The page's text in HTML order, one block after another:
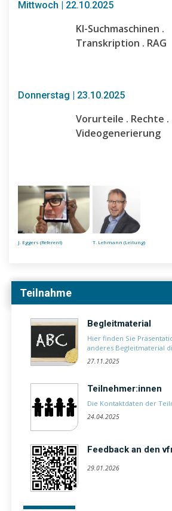
Mittwoch | 22.10.2025
KI-Suchmaschinen .
Transkription . RAG
Donnerstag | 23.10.2025
Vorurteile . Rechte .
Videogenerierung
J. Eggers (Referent) T. Lehmann (Leitung)
Teilnahme
Begleitmaterial
Hier finden Sie
anderes Begleitmaterial
27.11.2025
Teilnehmer:innen
Die Kontaktdaten der
24.04.2025
Feedback an den
29.01.2026